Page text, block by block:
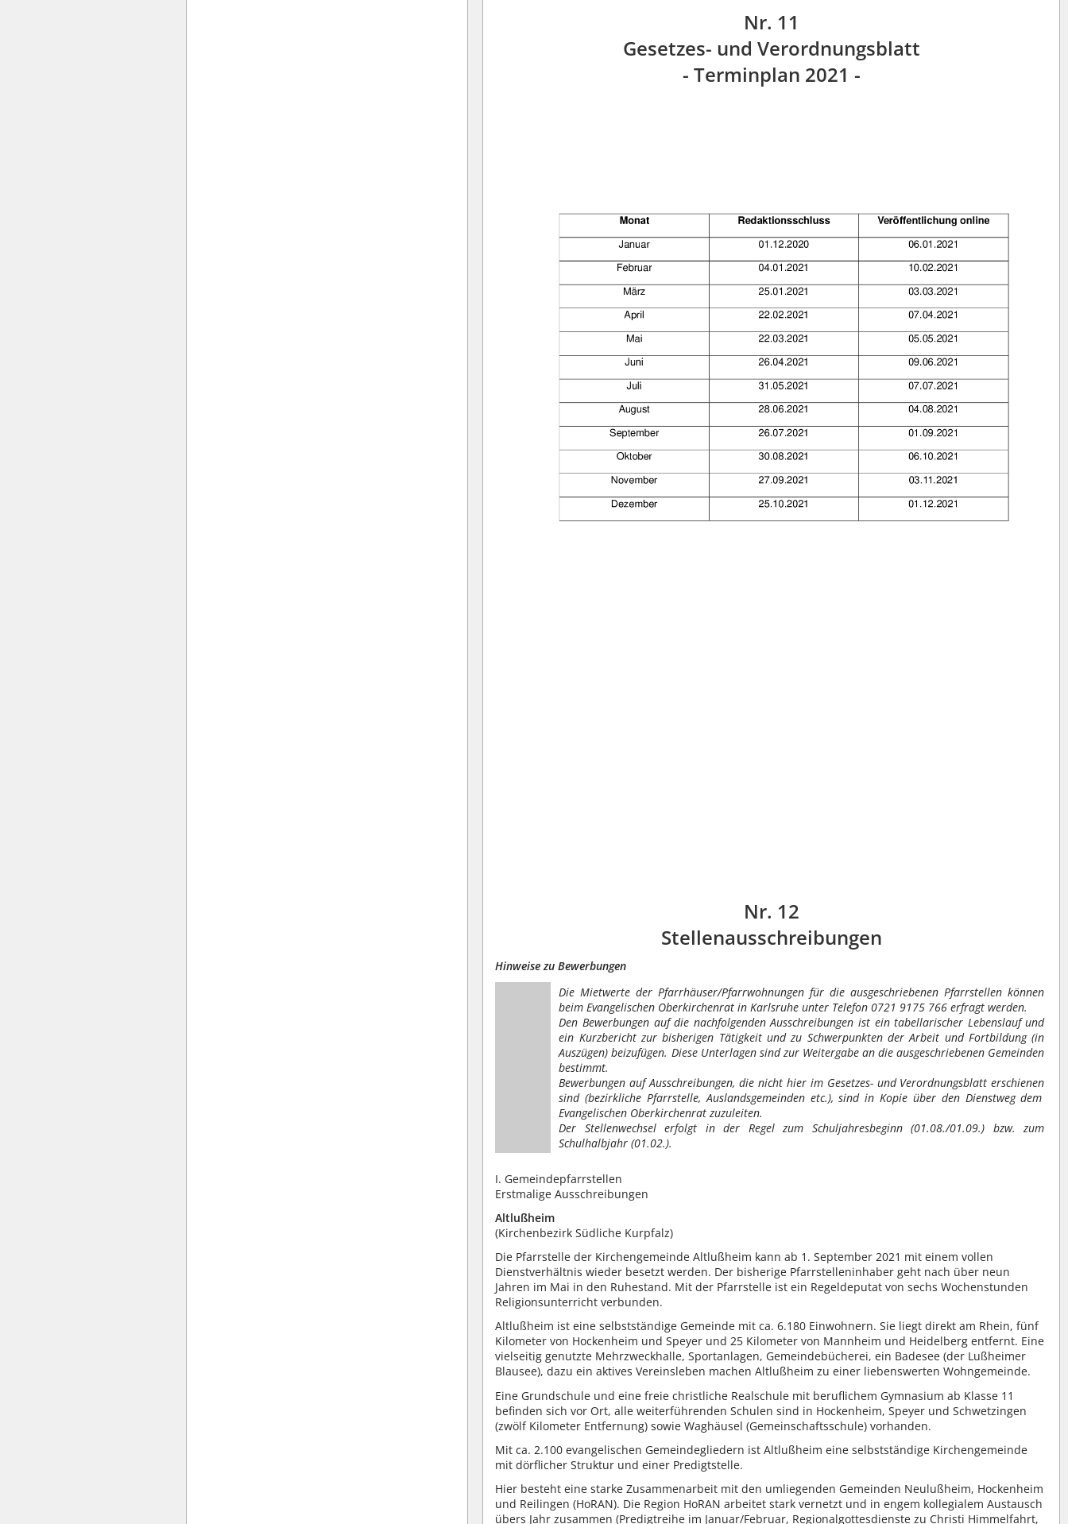
Nr. 11
Gesetzes- und Verordnungsblatt
- Terminplan 2021 -
Nr. 12
Stellenausschreibungen
Hinweise zu Bewerbungen
Die Mietwerte der Pfarrhäuser/Pfarrwohnungen für die ausgeschriebenen Pfarrstellen können
beim Evangelischen Oberkirchenrat in Karlsruhe unter Telefon 0721 9175 766erfragt werden.
Den Bewerbungen auf die nachfolgendenAusschreibungen ist ein tabellarischer Lebenslaufund
ein Kurzbericht zur bisherigen Tätigkeit und zu Schwerpunkten der Arbeit und Fortbildung (in
Auszügen) beizufügen. Diese Unterlagensind zur Weitergabe an die ausgeschriebenen Gemeinden
bestimmt.
Bewerbungen auf Ausschreibungen, die nicht hier im Gesetzes- und Verordnungsblatterschienen
sind (bezirkliche Pfarrstelle,Auslandsgemeindenetc.), sind in Kopie über den Dienstweg dem
Evangelischen Oberkirchenratzuzuleiten.
Der Stellenwechsel erfolgt in der Regel zum Schuljahresbeginn (01.08./01.09.) bzw. zum
Schulhalbjahr (01.02.).
I. Gemeindepfarrstellen
Erstmalige Ausschreibungen
Altlußheim
(Kirchenbezirk Südliche Kurpfalz)
Die Pfarrstelle der Kirchengemeinde Altlußheim kann ab 1. September 2021 mit einem vollen
Dienstverhältnis wieder besetzt werden. Der bisherige Pfarrstelleninhaber geht nach über neun
Jahren im Mai in den Ruhestand. Mit der Pfarrstelle ist ein Regeldeputat von sechs Wochenstunden
Religionsunterricht verbunden.
Altlußheim ist eine selbstständige Gemeinde mit ca. 6.180 Einwohnern. Sie liegt direkt am Rhein, fünf
Kilometer von Hockenheim und Speyer und 25 Kilometer von Mannheim und Heidelberg entfernt. Eine
vielseitig genutzte Mehrzweckhalle, Sportanlagen, Gemeindebücherei, ein Badesee (der Lußheimer
Blausee), dazu ein aktives Vereinsleben machen Altlußheim zu einer liebenswerten Wohngemeinde.
Eine Grundschule und eine freie christliche Realschule mit beruflichem Gymnasium ab Klasse 11
befinden sich vor Ort, alle weiterführenden Schulen sind in Hockenheim, Speyer und Schwetzingen
(zwölf Kilometer Entfernung) sowie Waghäusel (Gemeinschaftsschule) vorhanden.
Mit ca. 2.100 evangelischen Gemeindegliedern ist Altlußheim eine selbstständige Kirchengemeinde
mit dörflicher Struktur und einer Predigtstelle.
Hier besteht eine starke Zusammenarbeit mit den umliegenden Gemeinden Neulußheim, Hockenheim
und Reilingen (HoRAN). Die Region HoRAN arbeitet stark vernetzt und in engem kollegialem Austausch
übers Jahr zusammen (Predigtreihe im Januar/Februar, Regionalgottesdienste zu Christi Himmelfahrt,